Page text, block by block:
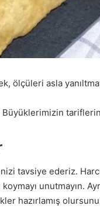
ölçüleri asla
Büyüklerimizin
tavsiye ederiz.
unutmayın.
hazırlamış